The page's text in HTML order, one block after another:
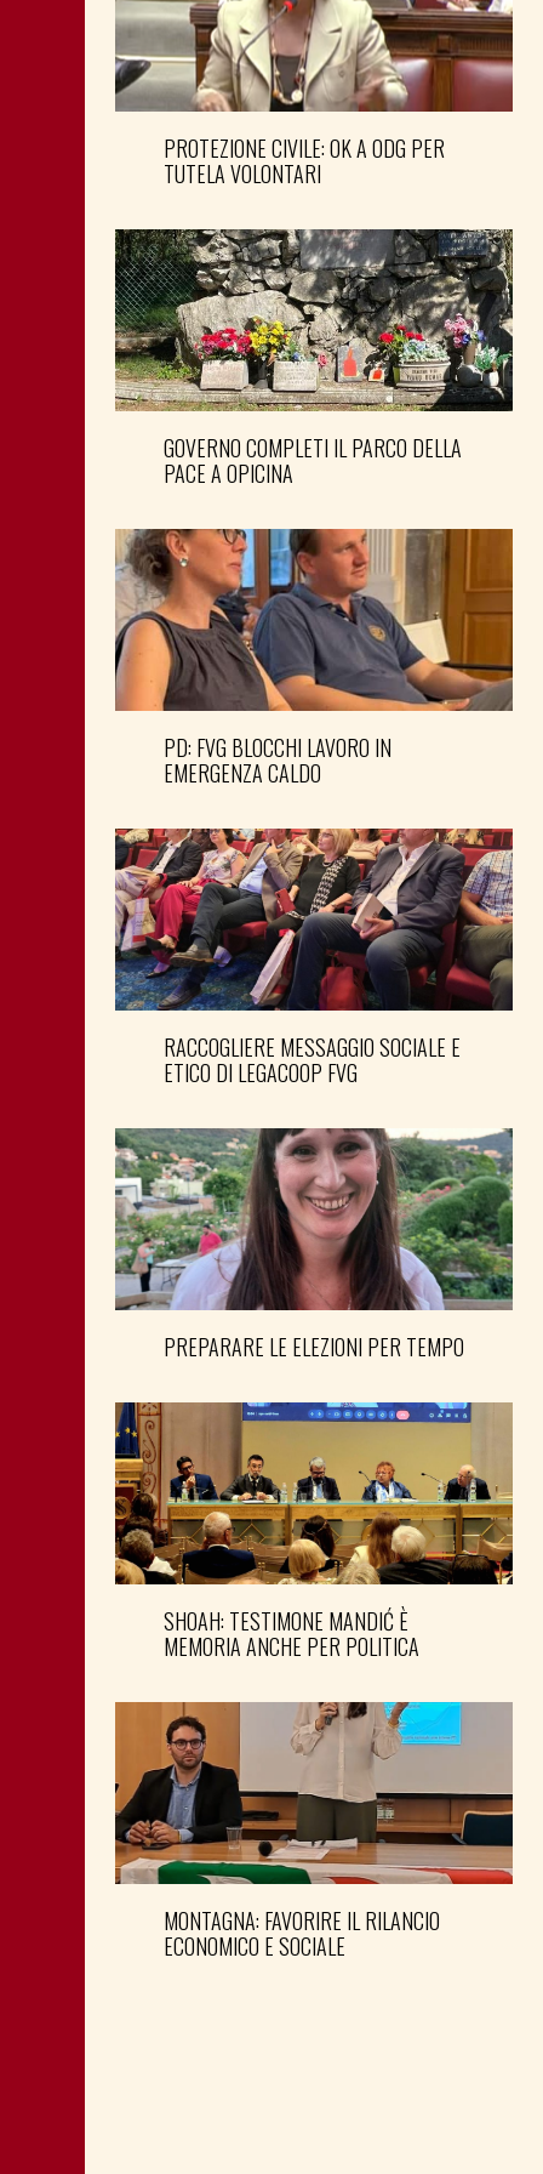
PROTEZIONE CIVILE: OK A ODG PER
TUTELA VOLONTARI
GOVERNO COMPLETI IL PARCO DELLA
PACE A OPICINA
PD: FVG BLOCCHI LAVORO IN
EMERGENZA CALDO
RACCOGLIERE MESSAGGIO SOCIALE E
ETICO DI LEGACOOP FVG
PREPARARE LE ELEZIONI PER TEMPO
SHOAH: TESTIMONE MANDIĆ È
MEMORIA ANCHE PER POLITICA
MONTAGNA: FAVORIRE IL RILANCIO
ECONOMICO E SOCIALE